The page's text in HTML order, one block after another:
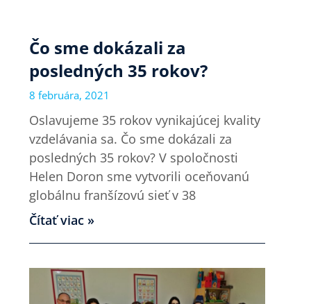
Čo sme dokázali za
posledných 35 rokov?
8 februára, 2021
Oslavujeme 35 rokov vynikajúcej kvality
vzdelávania sa. Čo sme dokázali za
posledných 35 rokov? V spoločnosti
Helen Doron sme vytvorili oceňovanú
globálnu franšízovú sieť v 38
Čítať viac »